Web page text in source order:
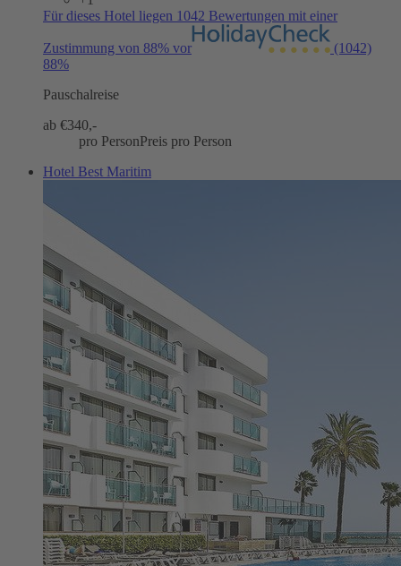
Für dieses Hotel liegen 1042 Bewertungen mit einer
Zustimmung von 88% vor
(1042)
88%
Pauschalreise
ab €340,-
pro PersonPreis pro Person
Hotel Best Maritim